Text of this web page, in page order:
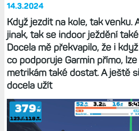
14.3.2024
Když jezdit na kole, tak venku.
jinak, tak se indoor ježdění
Docela mě překvapilo, že i
co podporuje Garmin přímo,
metrikám také dostat. A ještě
docela užít